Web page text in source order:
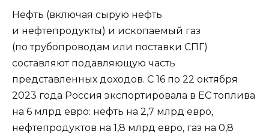
Нефть (включая сырую нефть
и нефтепродукты) и ископаемый газ
(по трубопроводам или поставки СПГ)
составляют подавляющую часть
представленных доходов. С 16 по 22 октября
2023 года Россия экспортировала в ЕС топлива
на 6 млрд евро: нефть на 2,7 млрд евро,
нефтепродуктов на 1,8 млрд евро, газ на 0,8